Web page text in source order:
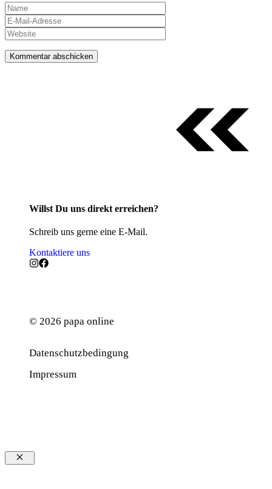
Name
Mail-
Adresse
Willst Du uns direkt erreichen?
Schreib uns gerne eine E-Mail.
Kontaktiere uns
© 2026 papa online
Datenschutzbedingung
Impressum
Schließen